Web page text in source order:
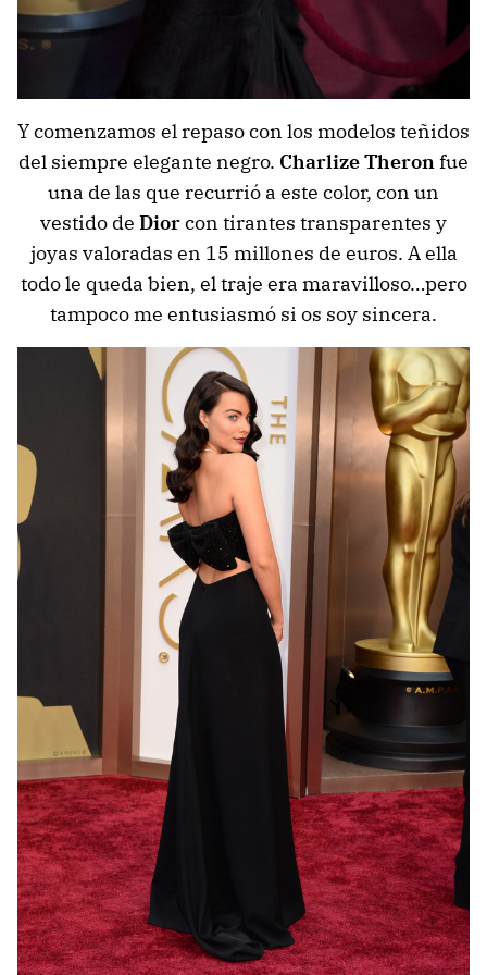
Y comenzamos el repaso con los modelos teñidos
del siempre elegante negro. Charlize Theronfue
una de las que recurrió a este color, con un
vestido de Diorcon tirantes transparentes y
joyas valoradas en 15 millones de euros. A ella
todo le queda bien, el traje era maravilloso…pero
tampoco me entusiasmó si os soy sincera.